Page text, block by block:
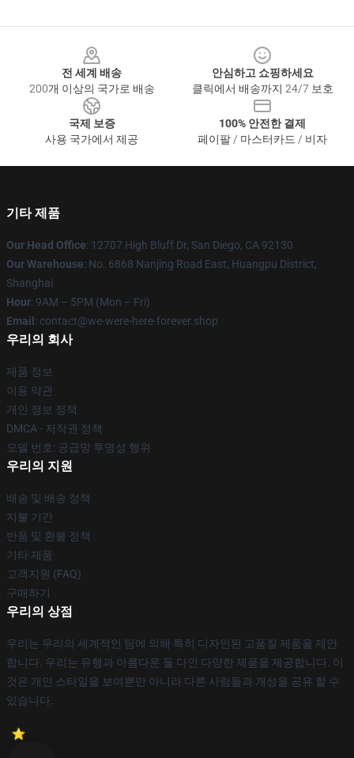
전 세계 배송
200개 이상의 국가로 배송
안심하고 쇼핑하세요
클릭에서 배송까지 24/7 보호
국제 보증
사용 국가에서 제공
100% 안전한 결제
페이팔 / 마스터카드 / 비자
기타 제품
Our Head Office: 12707 High Bluff Dr, San Diego, CA 92130
Our Warehouse: No. 6868 Nanjing Road East, Huangpu District,
Shanghai
Hour: 9AM – 5PM (Mon – Fri)
Email : contact@we-were-here-forever.shop
우리의 회사
제품 정보
이용 약관
개인 정보 정책
DMCA - 저작권 정책
모델 번호: 공급망 투명성 행위
우리의 지원
배송 및 배송 정책
지불 기간
반품 및 환불 정책
기타 제품
고객지원 (FAQ)
구매하기
우리의 상점
우리는 우리의 세계적인 팀에 의해 특히 디자인된 고품질 제품을 제안
합니다. 우리는 유행과 아름다운 둘 다인 다양한 제품을 제공합니다. 이
것은 개인 스타일을 보여뿐만 아니라 다른 사람들과 개성을 공유 할 수
있습니다.